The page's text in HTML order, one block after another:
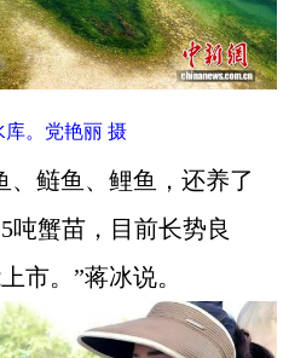
库。党艳丽 摄
鲢鱼、鲤鱼，还养了
吨蟹苗，目前长势良
市。”蒋冰说。